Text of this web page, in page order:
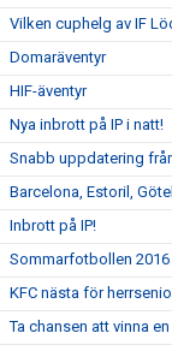
Vilken cuphelg av IF
Domaräventyr
HIF-äventyr
Nya inbrott på IP i natt!
Snabb uppdatering
Barcelona, Estoril,
Inbrott på IP!
Sommarfotbollen 2016
KFC nästa för
Ta chansen att vinna